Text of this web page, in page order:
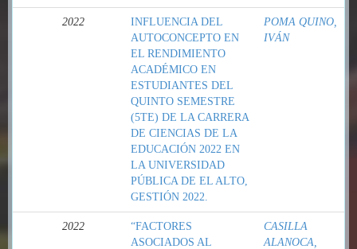
2022
INFLUENCIA DEL
AUTOCONCEPTO EN
EL RENDIMIENTO
ACADÉMICO EN
ESTUDIANTES DEL
QUINTO SEMESTRE
(5TE) DE LA CARRERA
DE CIENCIAS DE LA
EDUCACIÓN 2022 EN
LA UNIVERSIDAD
PÚBLICA DE EL ALTO,
GESTIÓN 2022.
POMA QUINO,
IVÁN
2022
“FACTORES
ASOCIADOS AL
CASILLA
ALANOCA,